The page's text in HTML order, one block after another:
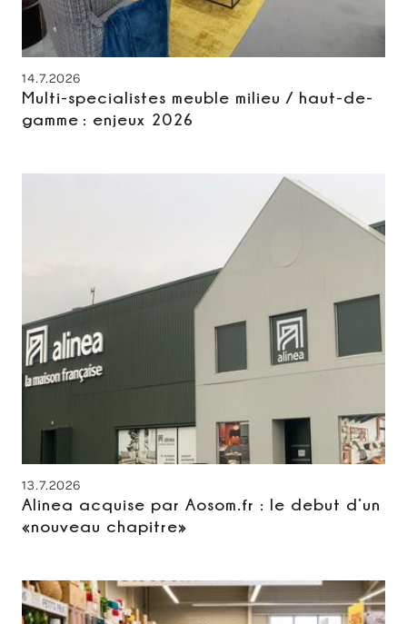
14.7.2026
Multi-specialistes meuble milieu / haut-de-
gamme : enjeux 2026
13.7.2026
Alinea acquise par Aosom.fr : le debut d’un
«nouveau chapitre»